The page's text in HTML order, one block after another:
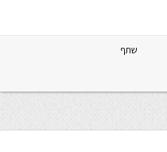
שתף